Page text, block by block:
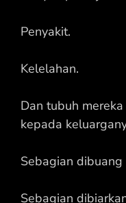
Penyakit.
Kelelahan.
Dan tubuh
kepada
Sebagian dibuang
Sebagian